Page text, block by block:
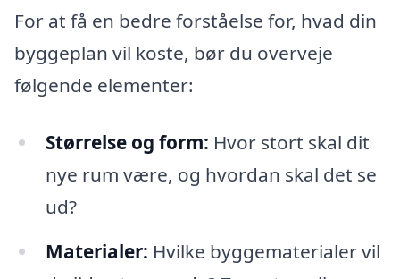
For at få en bedre forståelse for, hvad din
byggeplan vil koste, bør du overveje
følgende elementer:
Størrelse og form: Hvor stort skal dit
nye rum være, og hvordan skal det se
ud?
Materialer: Hvilke byggematerialer vil